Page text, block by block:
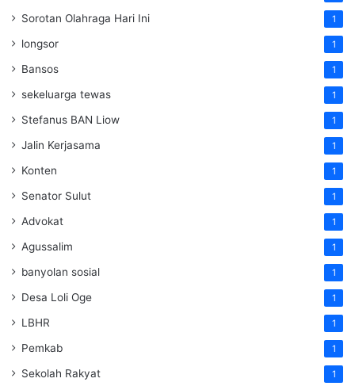
Sorotan Olahraga Hari Ini 1
longsor 1
Bansos 1
sekeluarga tewas 1
Stefanus BAN Liow 1
Jalin Kerjasama 1
Konten 1
Senator Sulut 1
Advokat 1
Agussalim 1
banyolan sosial 1
Desa Loli Oge 1
LBHR 1
Pemkab 1
Sekolah Rakyat 1